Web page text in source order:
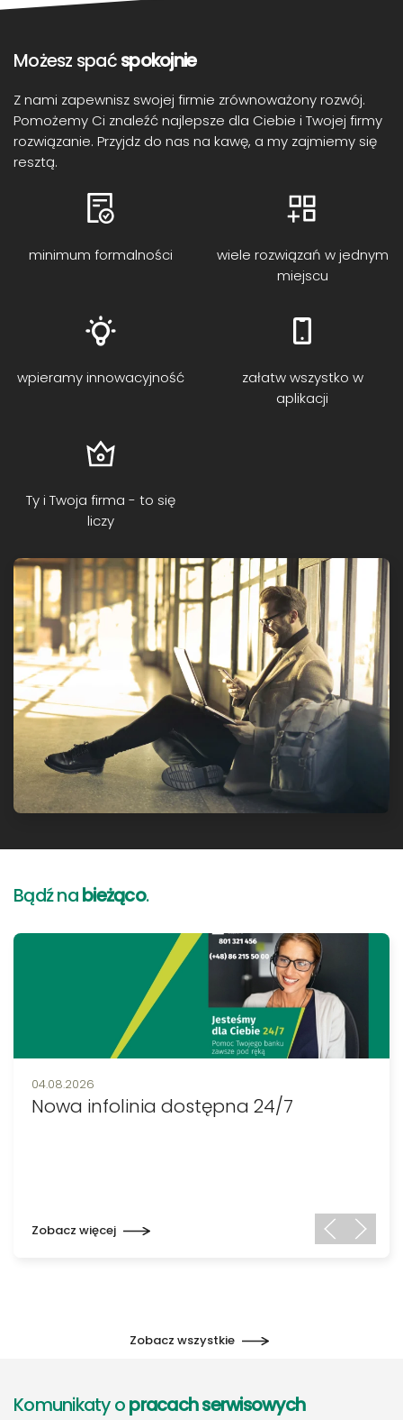
Możesz spaćspokojnie
Z nami zapewnisz swojej firmie zrównoważony rozwój.
Pomożemy Ci znaleźć najlepsze dla Ciebie i Twojej firmy
rozwiązanie. Przyjdz do nas na kawę, a my zajmiemy się
resztą.
minimum formalności
wiele rozwiązań w jednym
miejscu
wpieramy innowacyjność
załatw wszystko w
aplikacji
Ty i Twoja firma - to się
liczy
Bądź nabieżąco.
Data publikacji:
04.08.2026
Nowa infolinia dostępna 24/7
Zobacz więcej
Zobacz wszystkie
Komunikaty opracach serwisowych